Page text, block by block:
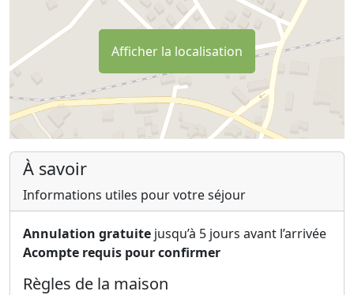
Afficher la localisation
À savoir
Informations utiles pour votre séjour
Annulation gratuite jusqu’à 5 jours avant l’arrivée
Acompte requis pour confirmer
Règles de la maison